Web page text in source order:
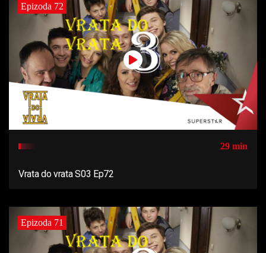
Epizoda 72
29 min
Vrata do vrata S03 Ep72
Epizoda 71